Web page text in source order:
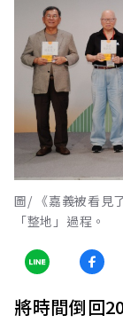
圖/ 《嘉義被看見
「整地」過程。
將時間倒回